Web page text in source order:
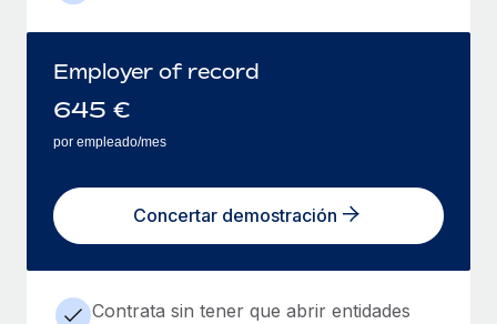
Employer of record
645 €
por empleado/mes
Concertar demostración
Contrata sin tener que abrir entidades